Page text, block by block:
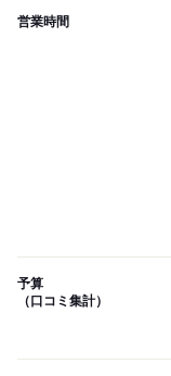
営業時間
予算
（口コミ集計）